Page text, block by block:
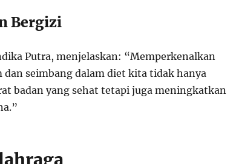
Bergizi
Putra, menjelaskan: “Memperkenalkan
dan seimbang dalam diet kita tidak hanya
badan yang sehat tetapi juga meningkatkan